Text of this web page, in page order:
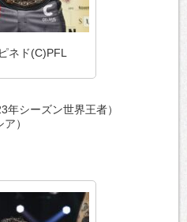
ネド(C)PFL
シーズン世界王者）
）